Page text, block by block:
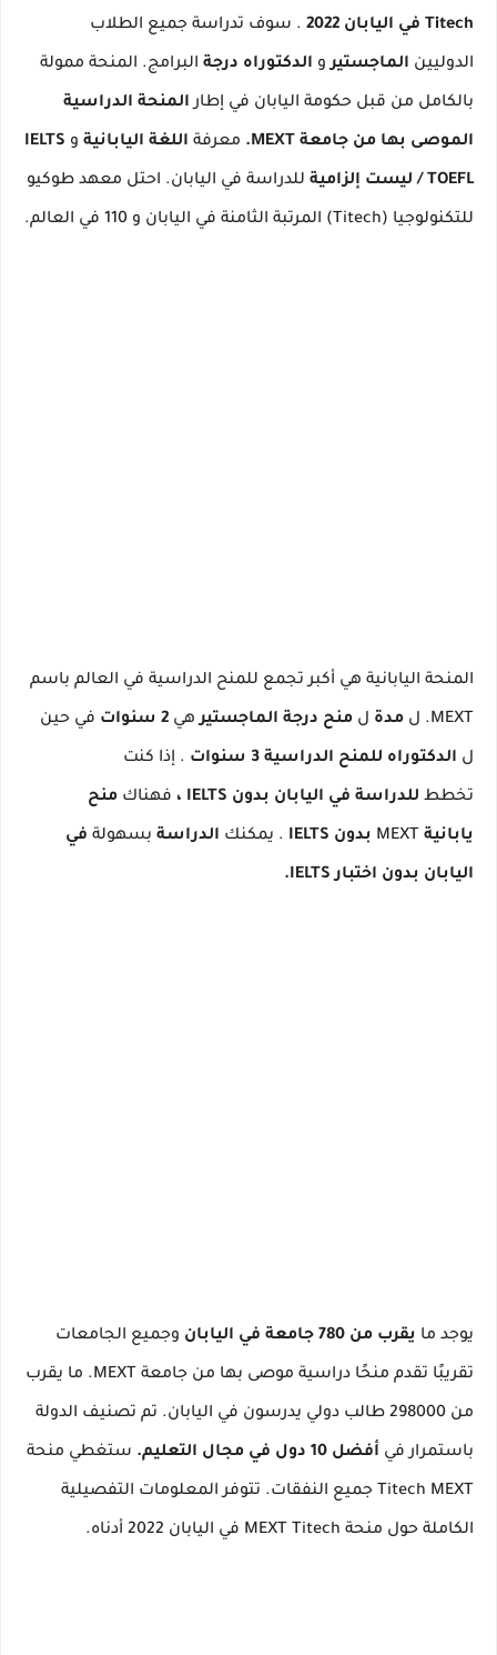
Titech في اليابان 2022 . سوف تدراسة جميع الطلاب
الدوليين الماجستيرو الدكتوراه درجة البرامج. المنحة ممولة
بالكامل من قبل حكومة اليابان في إطارالمنحة الدراسية
الموصى بها من جامعة MEXT. معرفة اللغة اليابانية و IELTS
/ TOEFL ليست إلزامية للدراسة في اليابان. احتل معهد طوكيو
للتكنولوجيا (Titech) المرتبة الثامنة في اليابان و 110 في العالم.
المنحة اليابانية هي أكبر تجمع للمنح الدراسية في العالم باسم
MEXT. ل مدة ل منح درجة الماجستيرهي 2 سنوات في حين
ل الدكتوراه للمنح الدراسية 3 سنوات . إذا كنت
تخطط للدراسة في اليابان بدون IELTS ، فهناك منح
يابانية بدون IELTS . يمكنك الدراسة بسهولة في
اليابان بدون اختبار IELTS.
يوجد ما يقرب من 780 جامعة في اليابان وجميع الجامعات
تقريبًا تقدم منحًا دراسية موصى بها من جامعة MEXT. ما يقرب
من 298000 طالب دولي يدرسون في اليابان. تم تصنيف الدولة
باستمرار في أفضل 10 دول في مجال التعليم. ستغطي منحة
Titech MEXT جميع النفقات. تتوفر المعلومات التفصيلية
الكاملة حول منحة MEXT Titech في اليابان 2022 أدناه.